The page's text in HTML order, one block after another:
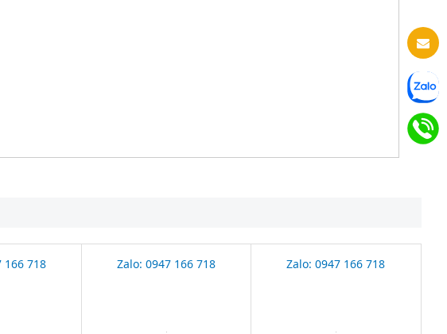
166 718 Zalo: 0947 166 718 Zalo: 0947 166 718